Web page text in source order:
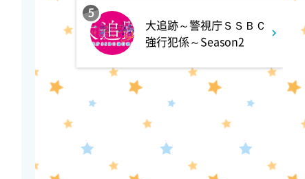
深夜 1:10
有吉クイズ 【できそうな顔し
て実はアヤしい人選手権】
1:40
熱闘!Mリーグ
5
大追跡～警視庁ＳＳＢＣ
強行犯係～Season2